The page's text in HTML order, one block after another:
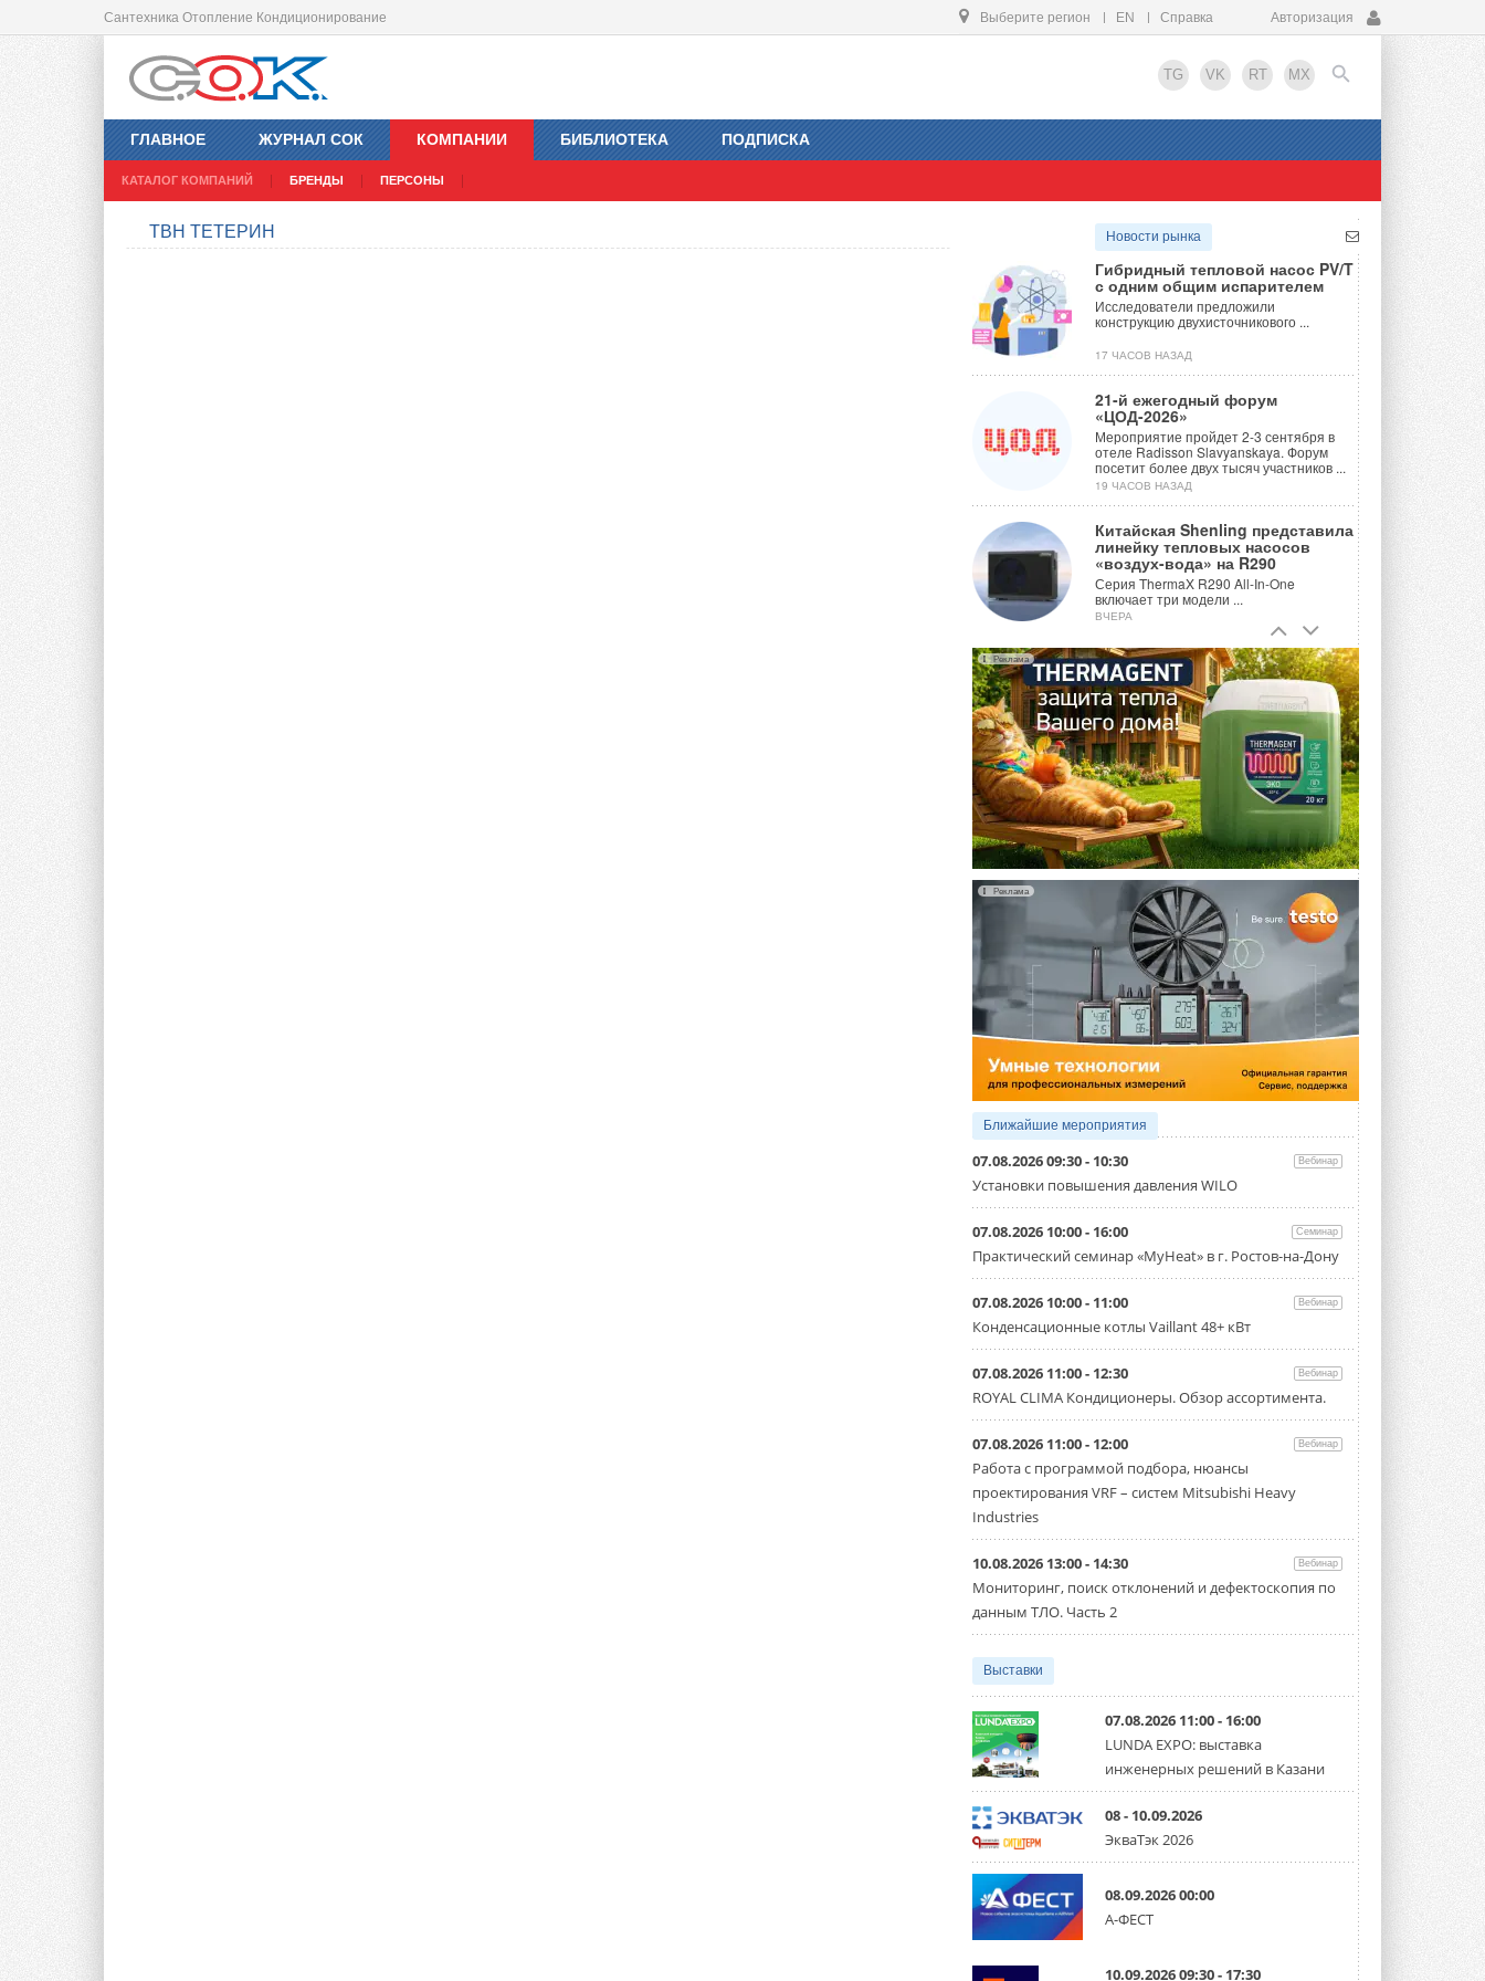
Сантехника Отопление Кондиционирование Выберите регион EN Справка Авторизация
TG VK RT MX
ГЛАВНОЕ ЖУРНАЛ СОК КОМПАНИИ
КАТАЛОГ КОМПАНИЙ БРЕНДЫ ПЕРСОНЫ
БИБЛИОТЕКА ПОДПИСКА
EN
ТВН ТЕТЕРИН Новости рынка
Гибридный тепловой насос PV/T
с одним общим испарителем
Исследователи предложили
конструкцию двухисточникового ...
17 ЧАСОВ НАЗАД
21-й ежегодный форум
«ЦОД-2026»
Мероприятие пройдет 2-3 сентября в
отеле Radisson Slavyanskaya. Форум
посетит более двух тысяч участников ...
19 ЧАСОВ НАЗАД
Китайская Shenling представила
линейку тепловых насосов
«воздух-вода» на R290
Серия ThermaX R290 All-In-One
включает три модели ...
ВЧЕРА
Тепловые насосы в связке с
солнечной генерацией и
накопителем снижают
потребление на 60%
Исследователи из Италии установили ...
ВЧЕРА
«РУСКЛИМАТ Fest 2026» в Уфе
собрал свыше 700 профи
климатической отрасли
Организатором выступил торгово-
производственный холдинг ...
3 АВГУСТА 2026
«Датарк» испытал модульный
ЦОД с плотностью 54 кВт на
стойку
Испытания прошли на собственной
производственной площадке и были ...
3 АВГУСТА 2026
Samsung выпускает VRF-
систему DVM на R32
Линейка включает семь типоразмеров
производительностью от 22,4 до 56 кВт.
Суммарная длина трубопроводов ...
3 АВГУСТА 2026
«СиСофт Девелопмент» подвел
итоги конкурса студенческих
проектов «ТИМ-лидеры 2026»
Новый сезон конкурса «ТИМ-лидеры»
стартует уже в сентябре 2026 года ...
3 АВГУСТА 2026
«Русклимат» укрепляет
партнёрство за Уралом
Президент Омского землячества в
Москве Михаил Тимошенко посетил
Омск с трёхдневным рабочим визитом ...
31 ИЮЛЯ 2026
Carrier модернизирует
флагманский чиллер AquaEdge
19XR
Чиллер получил новую версию,
Mitsubishi расширяет
направление систем
охлаждения для ЦОД
США запретили использование
иностранных инверторов
28 июля 2026 года Федеральная
комиссия по связи США (FCC) обновила
свой специальный перечень Covered ...
31 ИЮЛЯ 2026
Уже через месяц в России
можно будет устанавливать
солнечные панели в МКД
С 1 сентября снимается запрет на
микрогенерацию в многоквартирных ...
30 ИЮЛЯ 2026
Канальные вентиляторы с ЕС-
Реклама
Реклама
Ближайшие мероприятия
07.08.2026 09:30 - 10:30 Вебинар
Установки повышения давления WILO
07.08.2026 10:00 - 16:00 Семинар
Практический семинар «MyHeat» в г. Ростов-на-Дону
07.08.2026 10:00 - 11:00 Вебинар
Конденсационные котлы Vaillant 48+ кВт
07.08.2026 11:00 - 12:30 Вебинар
ROYAL CLIMA Кондиционеры. Обзор ассортимента.
07.08.2026 11:00 - 12:00 Вебинар
Работа с программой подбора, нюансы
проектирования VRF – систем Mitsubishi Heavy
Industries
10.08.2026 13:00 - 14:30 Вебинар
Мониторинг, поиск отклонений и дефектоскопия по
данным ТЛО. Часть 2
Выставки
07.08.2026 11:00 - 16:00
LUNDA EXPO: выставка
инженерных решений в Казани
08 - 10.09.2026
ЭкваТэк 2026
08.09.2026 00:00
А-ФЕСТ
10.09.2026 09:30 - 17:30